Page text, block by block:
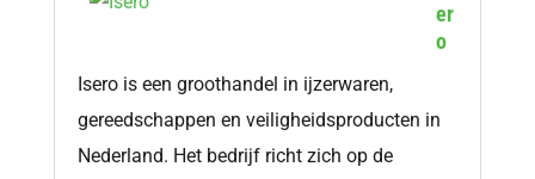
er
o
Isero is een groothandel in ijzerwaren,
gereedschappen en veiligheidsproducten in
Nederland. Het bedrijf richt zich op de